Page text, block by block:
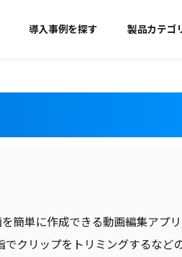
導入事例を探す 製品カテゴ
簡単に作成できる動画編集アプ
クリップをトリミングするなど